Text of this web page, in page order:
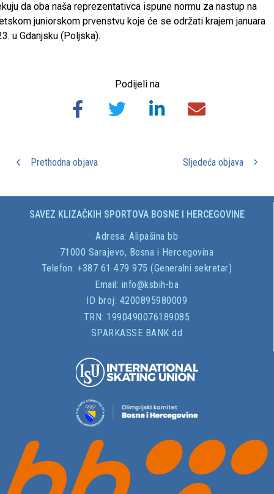
da oba naša reprezentativca ispune normu za nastup na
juniorskom prvenstvu koje će se održati krajem januara
u Gdanjsku (Poljska).
Podijeli na
Prethodna objava Sljedeća objava
SAVEZ KLIZAČKIH SPORTOVA BOSNE I HERCEGOVINE
Adresa: Alipašina bb
71000 Sarajevo, Bosna i Hercegovina
Telefon: +387 61 479 975 (Generalni sekretar)
Email: info@ksbih-ba
ID broj: 4200895980009
TRN: 1990490076189085
SPARKASSE BANK dd